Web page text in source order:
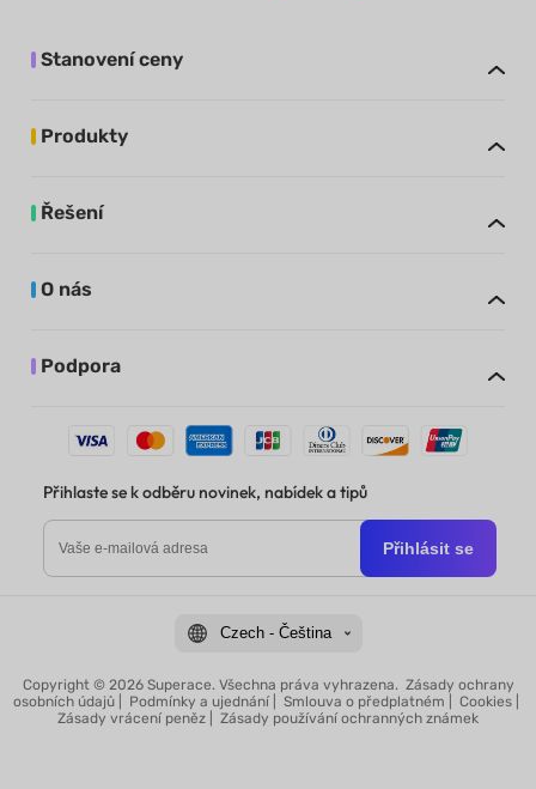
Stanovení ceny
Produkty
Řešení
O nás
Podpora
Přihlaste se k odběru novinek, nabídek a tipů
Přihlásit se
Czech - Čeština
Copyright © 2026 Superace. Všechna práva vyhrazena. Zásady ochrany
osobních údajů
Podmínky a ujednání Smlouva o předplatném Cookies
Zásady vrácení peněz
Zásady používání ochranných známek